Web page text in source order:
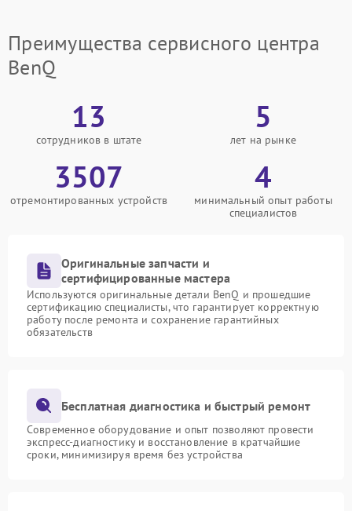
Преимущества сервисного центра
BenQ
13
сотрудников в штате
5
лет на рынке
3507
отремонтированных устройств
4
минимальный опыт работы
специалистов
Оригинальные запчасти и
сертифицированные мастера
Используются оригинальные детали BenQ и прошедшие
сертификацию специалисты, что гарантирует корректную
работу после ремонта и сохранение гарантийных
обязательств
Бесплатная диагностика и быстрый ремонт
Современное оборудование и опыт позволяют провести
экспресс-диагностику и восстановление в кратчайшие
сроки, минимизируя время без устройства